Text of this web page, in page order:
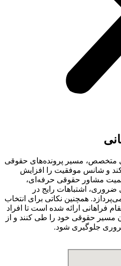
متخصص، مسیر پرونده‌های حقوقی
و شانس موفقیت را افزایش
مشاور حقوقی حرفه‌ای،
اشتباهات رایج در
همچنین نکاتی برای انتخاب
ارائه شده است تا افراد
مسیر حقوقی خود را طی کنند و از
جلوگیری شود.